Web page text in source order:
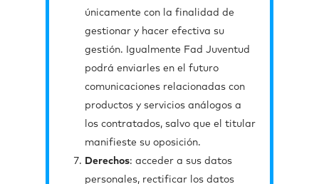
únicamente con la finalidad de
gestionar y hacer efectiva su
gestión. Igualmente Fad Juventud
podrá enviarles en el futuro
comunicaciones relacionadas con
productos y servicios análogos a
los contratados, salvo que el titular
manifieste su oposición.
Derechos: acceder a sus datos
personales, rectificar los datos